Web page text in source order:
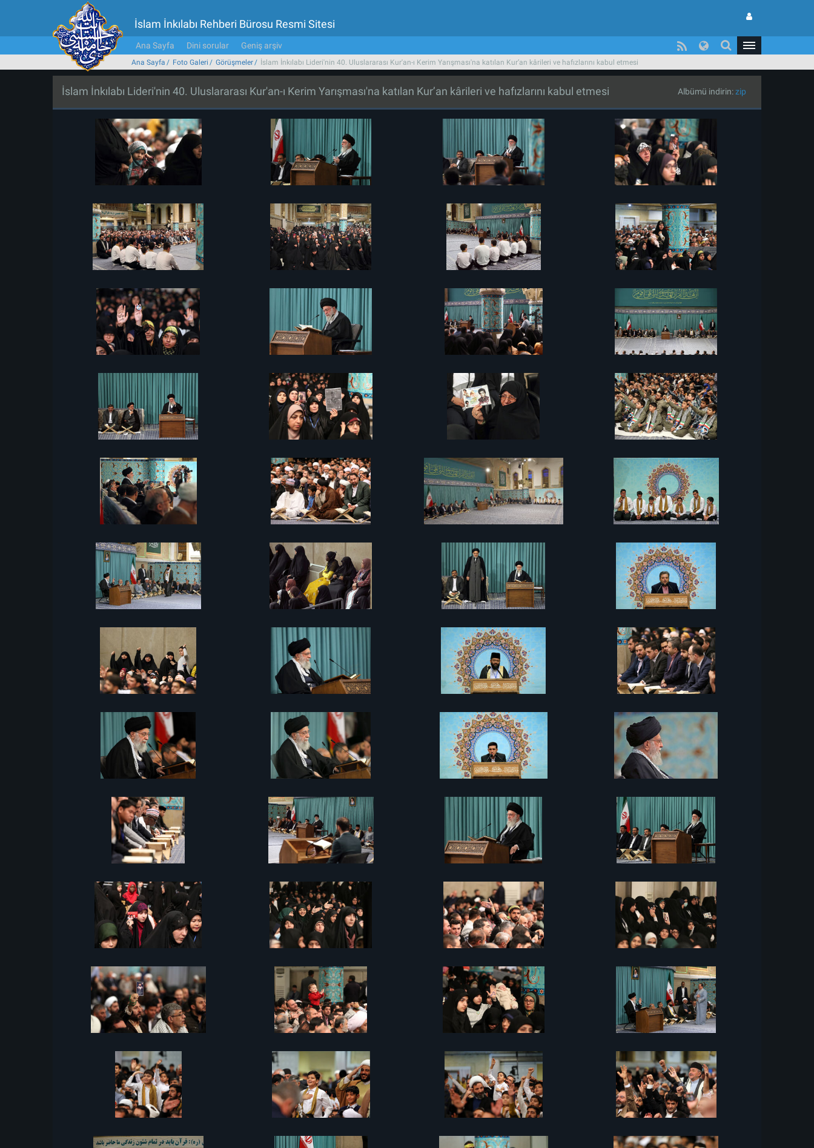
İslam İnkılabı Rehberi Bürosu Resmi Sitesi
Ana Sayfa Dini sorular Geniş arşiv
Ana Sayfa Foto Galeri Görüşmeler İslam İnkılabı Lideri'nin 40. Uluslararası Kur'an-ı Kerim Yarışması'na katılan Kur’an kârileri ve hafızlarını kabul etmesi
İslam İnkılabı Lideri'nin 40. Uluslararası Kur'an-ı Kerim Yarışması'na katılan Kur’an kârileri ve hafızlarını kabul etmesi Albümü indirin:zip